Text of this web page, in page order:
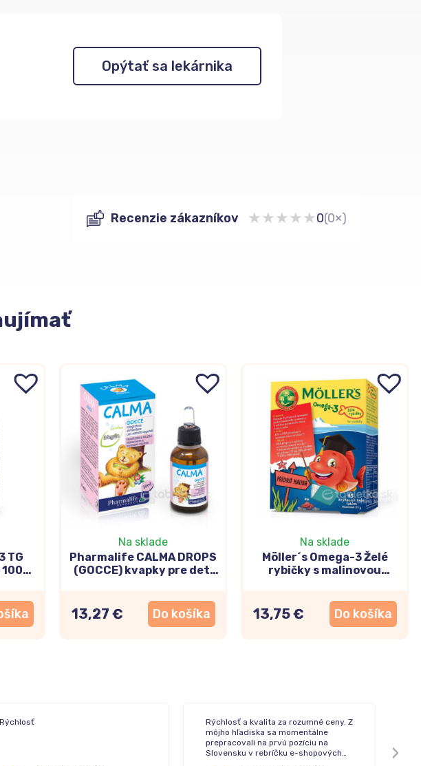
Opýtať sa lekárnika
Recenzie zákazníkov ★★★★★0(0×)
TG
Na sklade
Pharmalife CALMA DROPS
(GOCCE) kvapky pre deti
13,27 € Do košíka
Na sklade
Möller´s Omega-3 Želé
rybičky s malinovou
13,75 € Do košíka
Rýchlosť
Rýchlosť a kvalita za rozumné ceny. Z
môjho hľadiska sa momentálne
prepracovali na prvú pozíciu na
Slovensku v rebríčku e-shopových